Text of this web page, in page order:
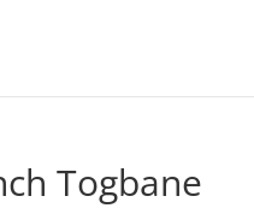
Togbane